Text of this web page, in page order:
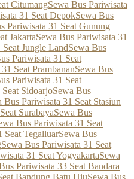
CitumangSewa Bus Pariwisata
31 Seat DepokSewa Bus
Pariwisata 31 Seat Gunung
JakartaSewa Bus Pariwisata 31
Jungle LandSewa Bus
Pariwisata 31 Seat
Seat PrambananSewa Bus
Pariwisata 31 Seat
SidoarjoSewa Bus
Bus Pariwisata 31 Seat Stasiun
SurabayaSewa Bus
Bus Pariwisata 31 Seat
Seat TegalluarSewa Bus
Sewa Bus Pariwisata 31 Seat
31 Seat YogyakartaSewa
Pariwisata 33 Seat Bandara